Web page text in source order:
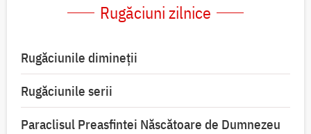
Rugăciuni zilnice
Rugăciunile dimineții
Rugăciunile serii
Paraclisul Preasfintei Născătoare de Dumnezeu